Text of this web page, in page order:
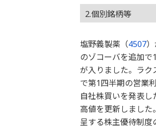
2.個別銘柄等
塩野義製薬（4507
のゾコーバを追加
が入りました。ラク
で第1四半期の営業
自社株買いを発表
高値を更新しました
呈する株主優待制